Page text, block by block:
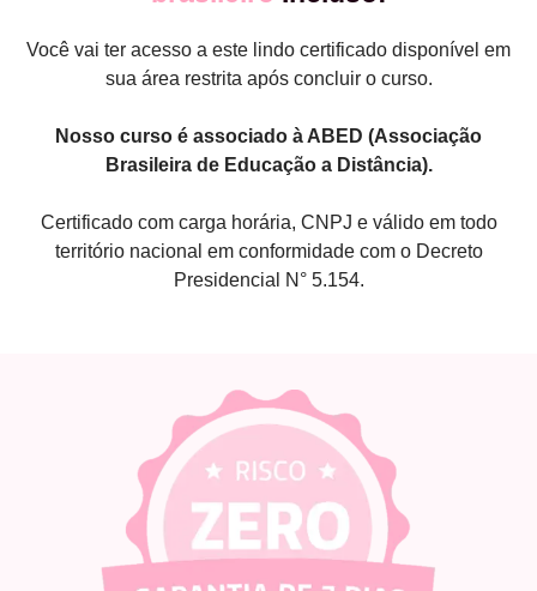
Você vai ter acesso a este lindo certificado disponível em
sua área restrita após concluir o curso.
Nosso curso é associado à ABED (Associação
Brasileira de Educação a Distância).
Certificado com carga horária, CNPJ e válido em todo
território nacional em conformidade com o Decreto
Presidencial N° 5.154.